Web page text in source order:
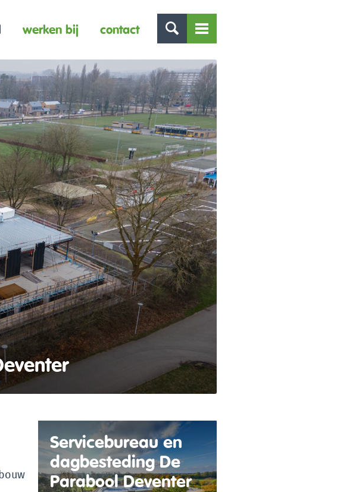
werken bij contact
Servicebureau en
dagbesteding De
Parabool Deventer